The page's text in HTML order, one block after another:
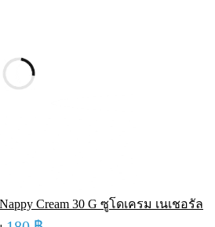
Nappy Cream 30 G ซูโดเครม เนเชอรัล